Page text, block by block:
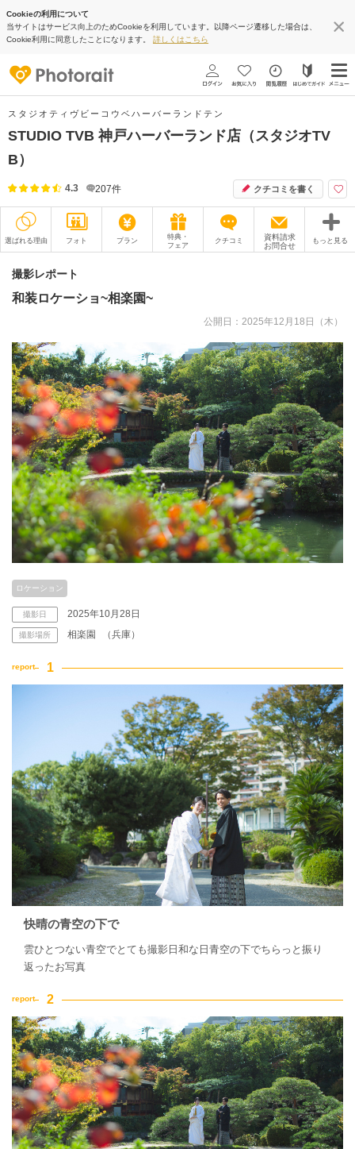
Cookieの利用について
当サイトはサービス向上のためCookieを利用しています。以降ページ遷移した場合は、
Cookie利用に同意したことになります。 詳しくはこちら
スタジオティヴビーコウベハーバーランドテン
STUDIO TVB 神戸ハーバーランド店（スタジオTV
B）
4.3 207件 クチコミを書く
選ばれる理由 フォト プラン
特典・
フェア
クチコミ
資料請求
お問合せ
もっと見る
撮影レポート
衣装
アクセス/TEL スタジオトップ
こだわりポイント
夜景での撮影 ペットと撮影
スタジオでの撮影
豊富な色打掛・着物
チャペルでの撮影
撮影レポート
和装ロケーショ~相楽園~
公開日：2025年12月18日（木）
ロケーション
撮影日 2025年10月28日
撮影場所 相楽園 （兵庫）
快晴の青空の下で
雲ひとつない青空でとても撮影日和な日青空の下でちらっと振り
返ったお写真